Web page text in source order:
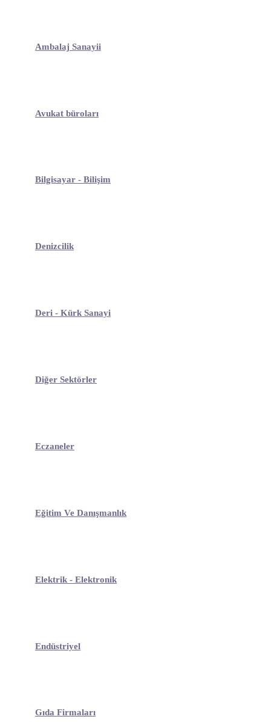
Ambalaj Sanayii
Avukat büroları
Bilgisayar - Bilişim
Denizcilik
Deri - Kürk Sanayi
Diğer Sektörler
Eczaneler
Eğitim Ve Danışmanlık
Elektrik - Elektronik
Endüstriyel
Gıda Firmaları